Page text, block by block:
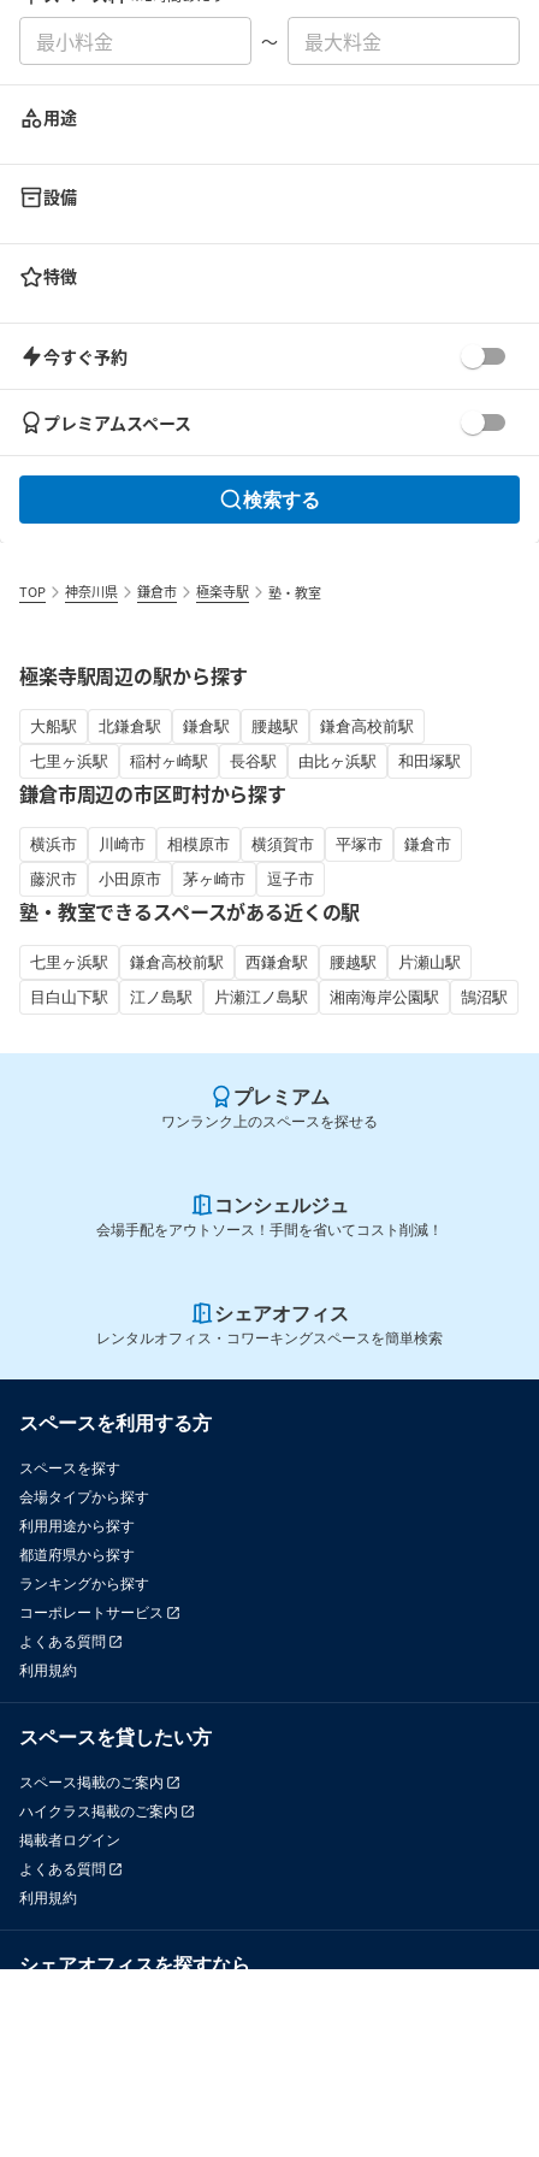
〜
用途
設備
特徴
今すぐ予約
プレミアムスペース
検索する
TOP 神奈川県 鎌倉市 極楽寺駅 塾・教室
極楽寺駅周辺の駅から探す
大船駅 北鎌倉駅 鎌倉駅 腰越駅
鎌倉高校前駅
七里ヶ浜駅
稲村ヶ崎駅 長谷駅 由比ヶ浜駅 和田塚駅
鎌倉市周辺の市区町村から探す
横浜市 川崎市 相模原市 横須賀市 平塚市
鎌倉市
藤沢市
小田原市 茅ヶ崎市 逗子市
塾・教室できるスペースがある近くの駅
七里ヶ浜駅 鎌倉高校前駅 西鎌倉駅 腰越駅
片瀬山駅
目白山下駅
江ノ島駅 片瀬江ノ島駅 湘南海岸公園駅 鵠沼駅
プレミアム
ワンランク上のスペースを探せる
コンシェルジュ
会場手配をアウトソース！手間を省いてコスト削減！
シェアオフィス
レンタルオフィス・コワーキングスペースを簡単検索
スペースを利用する方
スペースを探す
会場タイプから探す
利用用途から探す
都道府県から探す
ランキングから探す
コーポレートサービス
よくある質問
利用規約
スペースを貸したい方
スペース掲載のご案内
ハイクラス掲載のご案内
掲載者ログイン
よくある質問
利用規約
シェアオフィスを探すなら